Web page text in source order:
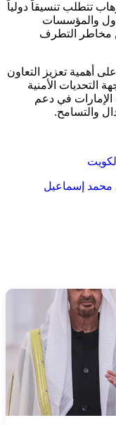
تتطلب تنسيقاً دولياً
والمؤسسات
مخاطر التطرف
أهمية تعزيز التعاون
التحديات الأمنية
الإمارات في دعم
والتسامح.
محمد إسماعيل